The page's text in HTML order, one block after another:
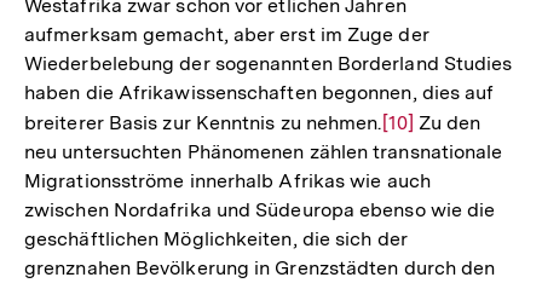
Westafrika zwar schon vor etlichen Jahren
aufmerksam gemacht, aber erst im Zuge der
Wiederbelebung der sogenannten Borderland Studies
haben die Afrikawissenschaften begonnen, dies auf
breiterer Basis zur Kenntnis zu nehmen. Zur
Auflösung
der
Fußnote
[10] Zu den
neu untersuchten Phänomenen zählen transnationale
Migrationsströme innerhalb Afrikas wie auch
zwischen Nordafrika und Südeuropa ebenso wie die
geschäftlichen Möglichkeiten, die sich der
grenznahen Bevölkerung in Grenzstädten durch den